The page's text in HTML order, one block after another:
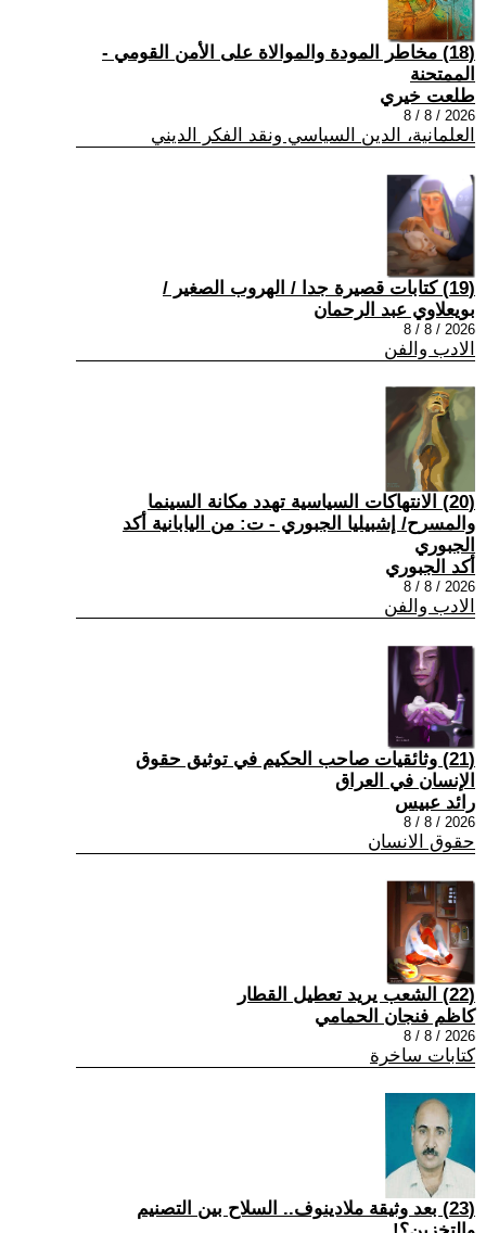
(18) مخاطر المودة والموالاة على الأمن القومي -
الممتحنة
طلعت خيري
2026 / 8 / 8
العلمانية، الدين السياسي ونقد الفكر الديني
(19) كتابات قصيرة جدا / الهروب الصغير /
بويعلاوي عبد الرحمان
2026 / 8 / 8
الادب والفن
(20) الانتهاكات السياسية تهدد مكانة السينما
والمسرح/ إشبيليا الجبوري - ت: من اليابانية أكد
الجبوري
أكد الجبوري
2026 / 8 / 8
الادب والفن
(21) وثائقيات صاحب الحكيم في توثيق حقوق
الإنسان في العراق
رائد عبيس
2026 / 8 / 8
حقوق الانسان
(22) الشعب يريد تعطيل القطار
كاظم فنجان الحمامي
2026 / 8 / 8
كتابات ساخرة
(23) بعد وثيقة ملادينوف.. السلاح بين التصنيم